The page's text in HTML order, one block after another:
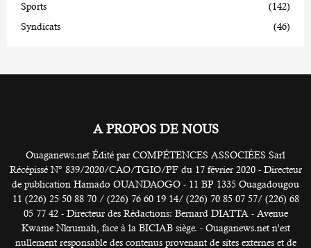
Sports
(142)
Syndicats
(46)
A PROPOS DE NOUS
Ouaganews.net Édité par COMPÉTENCES ASSOCIÉES Sarl
Récépissé N° 839/2020/CAO/TGIO/PF du 17 février 2020 - Directeur
de publication Hamado OUANDAOGO - 11 BP 1335 Ouagadougou
11 (226) 25 50 88 70 / (226) 76 60 19 14/ (226) 70 85 07 57/ (226) 68
05 77 42 - Directeur des Rédactions: Bernard DIATTA - Avenue
Kwame Nkrumah, face à la BICIAB siège. - Ouaganews.net n’est
nullement responsable des contenus provenant de sites externes et de